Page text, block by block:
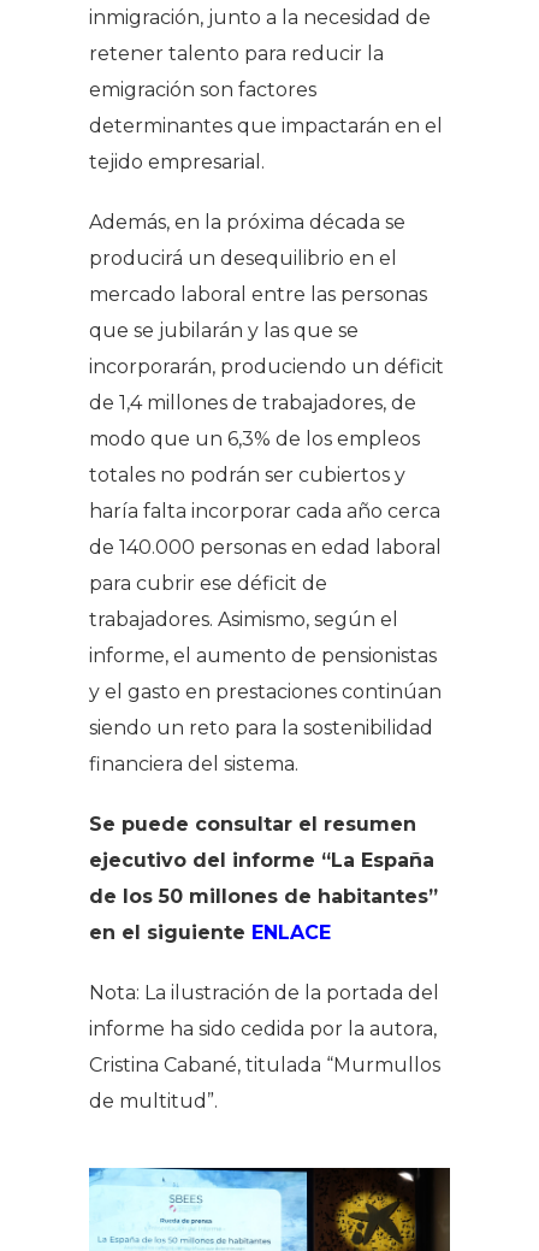
inmigración, junto a la necesidad de
retener talento para reducir la
emigración son factores
determinantes que impactarán en el
tejido empresarial.
Además, en la próxima década se
producirá un desequilibrio en el
mercado laboral entre las personas
que se jubilarán y las que se
incorporarán, produciendo un déficit
de 1,4 millones de trabajadores, de
modo que un 6,3% de los empleos
totales no podrán ser cubiertos y
haría falta incorporar cada año cerca
de 140.000 personas en edad laboral
para cubrir ese déficit de
trabajadores. Asimismo, según el
informe, el aumento de pensionistas
y el gasto en prestaciones continúan
siendo un reto para la sostenibilidad
financiera del sistema.
Se puede consultar el resumen
ejecutivo del informe “La España
de los 50 millones de habitantes”
en el siguiente ENLACE
Nota: La ilustración de la portada del
informe ha sido cedida por la autora,
Cristina Cabané, titulada “Murmullos
de multitud”.